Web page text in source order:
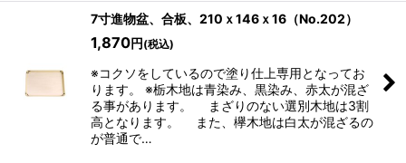
7寸進物盆、合板、210ｘ146ｘ16（No.202）
1,870円(税込)
※コクソをしているので塗り仕上専用となってお
ります。 ※栃木地は青染み、黒染み、赤太が混ざ
る事があります。 まざりのない選別木地は3割
高となります。 また、欅木地は白太が混ざるの
が普通で…